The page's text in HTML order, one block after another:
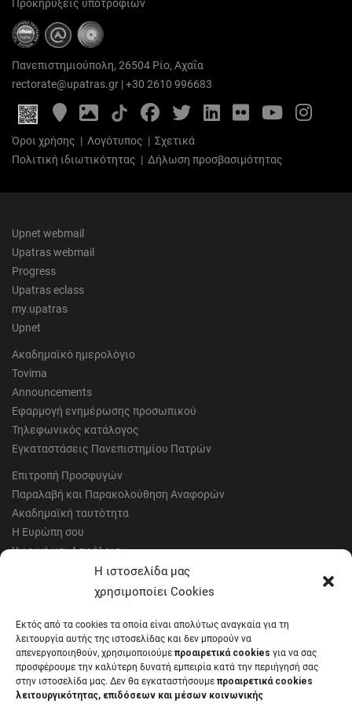
Η ιστοσελίδα μας
χρησιμοποίει Cookies
Εκτός από τα cookies τα οποία είναι απολύτως αναγκαία για τη
λειτουργία αυτής της ιστοσελίδας και δεν μπορούν να
απενεργοποιηθούν, χρησιμοποιούμε προαιρετικά cookies για να σας
προσφέρουμε την καλύτερη δυνατή εμπειρία κατά την περιήγησή σας
στην ιστοσελίδα μας. Δεν θα εγκαταστήσουμε προαιρετικά cookies
λειτουργικότητας, επιδόσεων και μέσων κοινωνικής
Προκηρύξεις υποτροφιών
Πανεπιστημιούπολη, 26504 Ρίο, Αχαΐα
rectorate@upatras.gr |+30 2610 996683
Google
Maps
Photo
Gallery
FacebookTwitterLinkedIn
FlickrYouTube
Όροι χρήσης | Λογότυπος | Σχετικά
Πολιτική ιδιωτικότητας | Δήλωση προσβασιμότητας
Upnet webmail
Upatras webmail
Progress
Upatras eclass
my.upatras
Upnet
Ακαδημαϊκό ημερολόγιο
Tovima
Announcements
Εφαρμογή ενημέρωσης προσωπικού
Τηλεφωνικός κατάλογος
Εγκαταστάσεις Πανεπιστημίου Πατρών
Επιτροπή Προσφυγών
Παραλαβή και Παρακολούθηση Αναφορών
Ακαδημαϊκή ταυτότητα
Η Ευρώπη σου
Υγιεινή και Ασφάλεια
Έντυπα Οικονομικής Υπηρεσίας
Έντυπα Διοικητικών Υπηρεσιών
Μητρώα αξιολογητών
Δημόσια Διαβούλευση
Συνεδριάσεις Συγκλήτου
Συνεδριάσεις Συμβουλίου Διοίκησης